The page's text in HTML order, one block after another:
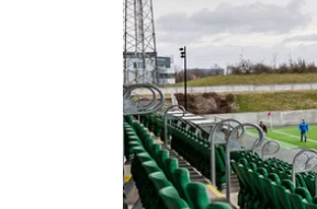
Om Malmö FF